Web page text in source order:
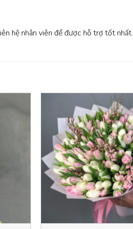
hệ nhân viên để được hỗ trợ tốt nhất.